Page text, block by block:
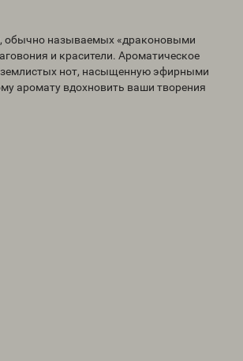
обычно называемых «драконовыми
и красители. Ароматическое
нот, насыщенную эфирными
аромату вдохновить ваши творения